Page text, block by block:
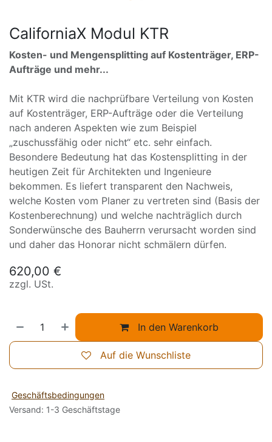
CaliforniaX Modul KTR
Kosten- und Mengensplitting auf Kostenträger, ERP-
Aufträge und mehr...
Mit KTR wird die nachprüfbare Verteilung von Kosten
auf Kostenträger, ERP-Aufträge oder die Verteilung
nach anderen Aspekten wie zum Beispiel
„zuschussfähig oder nicht“ etc. sehr einfach.
Besondere Bedeutung hat das Kostensplitting in der
heutigen Zeit für Architekten und Ingenieure
bekommen. Es liefert transparent den Nachweis,
welche Kosten vom Planer zu vertreten sind (Basis der
Kostenberechnung) und welche nachträglich durch
Sonderwünsche des Bauherrn verursacht worden sind
und daher das Honorar nicht schmälern dürfen.
620,00 €
zzgl. USt.
In den Warenkorb
Auf die Wunschliste
Geschäftsbedingungen
Versand: 1-3 Geschäftstage